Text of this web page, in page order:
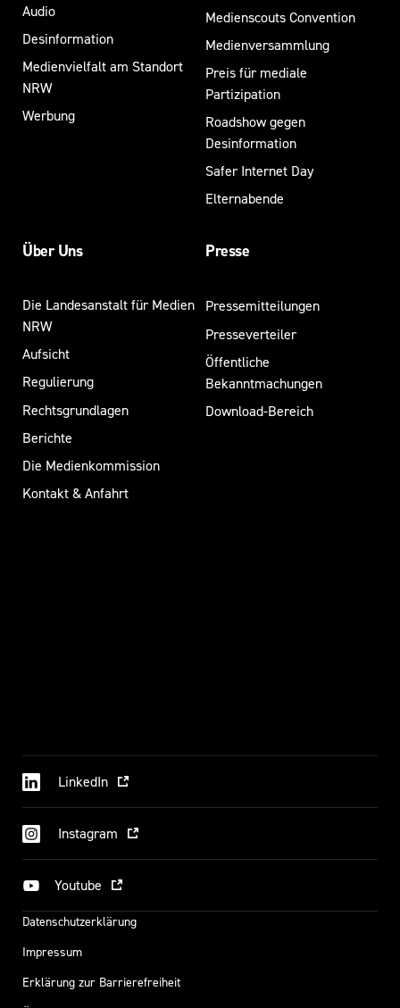
Audio
Desinformation
Medienvielfalt am Standort
NRW
Werbung
Medienscouts Convention
Medienversammlung
Preis für mediale
Partizipation
Roadshow gegen
Desinformation
Safer Internet Day
Elternabende
Über Uns
Die Landesanstalt für Medien
NRW
Aufsicht
Regulierung
Rechtsgrundlagen
Berichte
Die Medienkommission
Kontakt & Anfahrt
Presse
Pressemitteilungen
Presseverteiler
Öffentliche
Bekanntmachungen
Download-Bereich
LinkedIn
Instagram
Youtube
Datenschutzerklärung
Impressum
Erklärung zur Barrierefreiheit